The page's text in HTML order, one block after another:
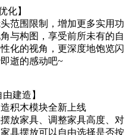
化】
范围限制，增加更多实用功
与构图，享受前所未有的自
化的视角，更深度地饱览闪
逝的感动吧~
建造】
积木模块全新上线
放家具、调整家具高度、对
具摆放可以自由选择是否按